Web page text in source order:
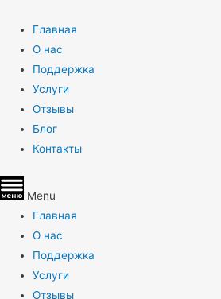
Главная
О нас
Поддержка
Услуги
Отзывы
Блог
Контакты
Menu
Главная
О нас
Поддержка
Услуги
Отзывы